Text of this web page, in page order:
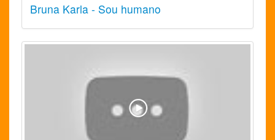
Bruna Karla - Sou humano